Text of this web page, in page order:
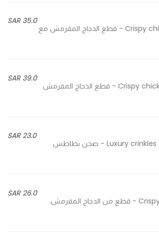
35.0 SAR
Crispy chicken pieces with steak house fries, special sauces, jalapeno & crispy onion - قطع الدجاج المقرمش مع
39.0 SAR
Crispy chicken pieces with steak house fries, special sauces, jalapeno & spicy cheetos - قطع الدجاج المقرمش
23.0 SAR
Luxury crinkles fries plate, spicy sauce, melted cheddar cheese, jalapeno & spicy cheetos - صحن بطاطس
26.0 SAR
Crispy chicken pieces, luxury steak house fries with garlic sauce & original sauce - قطع من الدجاج المقرمش،